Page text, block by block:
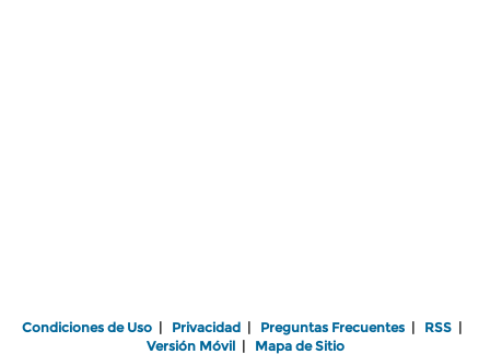
Condiciones de Uso Privacidad Preguntas Frecuentes RSS
Versión Móvil| Mapa de Sitio